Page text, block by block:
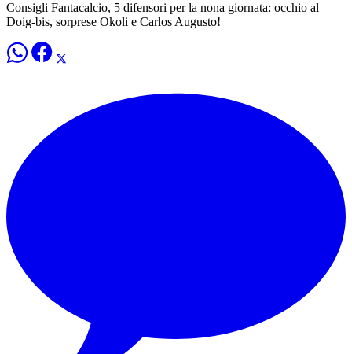
Consigli Fantacalcio, 5 difensori per la nona giornata: occhio al
Doig-bis, sorprese Okoli e Carlos Augusto!